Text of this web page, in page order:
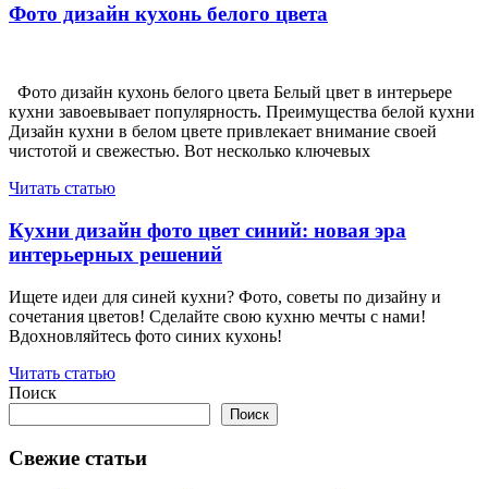
Фото дизайн кухонь белого цвета
Фото дизайн кухонь белого цвета Белый цвет в интерьере
кухни завоевывает популярность. Преимущества белой кухни
Дизайн кухни в белом цвете привлекает внимание своей
чистотой и свежестью. Вот несколько ключевых
Читать статью
Кухни дизайн фото цвет синий: новая эра
интерьерных решений
Ищете идеи для синей кухни? Фото, советы по дизайну и
сочетания цветов! Сделайте свою кухню мечты с нами!
Вдохновляйтесь фото синих кухонь!
Читать статью
Поиск
Поиск
Свежие статьи